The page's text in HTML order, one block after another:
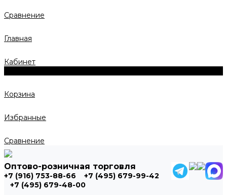
Сравнение
Главная
Кабинет
Корзина
Избранные
Сравнение
Оптово-розничная торговля
+7 (916) 753-88-66
+7 (495) 679-99-42
+7 (495) 679-48-00